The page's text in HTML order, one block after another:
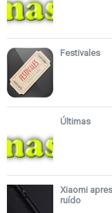
Festivales
Últimas
Xiaomi
ruído